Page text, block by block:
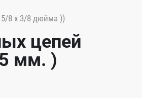
5/8 x 3/8 дюйма ))
цепей
мм. )